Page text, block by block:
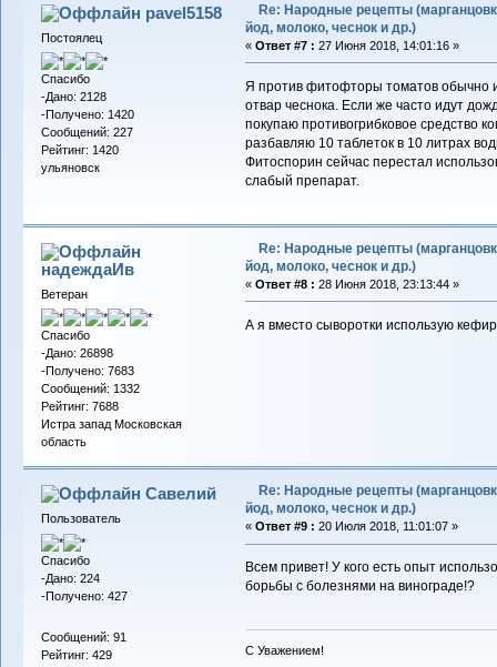
pavel5158
Постоялец
Спасибо
-Дано: 2128
-Получено: 1420
Сообщений: 227
Рейтинг: 1420
ульяновск
Re: Народные рецепты
йод, молоко, чеснок и др.)
« Ответ #7 : 27 Июня 2018, 14:01:16 »
Я против фитофторы томатов обычно
отвар чеснока. Если же часто идут
покупаю противогрибковое средство
разбавляю 10 таблеток в 10 литрах
Фитоспорин сейчас перестал
слабый препарат.
надеждаИв
Ветеран
Спасибо
-Дано: 26898
-Получено: 7683
Сообщений: 1332
Рейтинг: 7688
Истра запад Московская
область
Re: Народные рецепты
йод, молоко, чеснок и др.)
« Ответ #8 : 28 Июня 2018, 23:13:44 »
А я вместо сыворотки использую
Савелий
Пользователь
Спасибо
-Дано: 224
-Получено: 427
Сообщений: 91
Рейтинг: 429
Re: Народные рецепты
йод, молоко, чеснок и др.)
« Ответ #9 : 20 Июля 2018, 11:01:07 »
Всем привет! У кого есть опыт
борьбы с болезнями на винограде!?
С Уважением!